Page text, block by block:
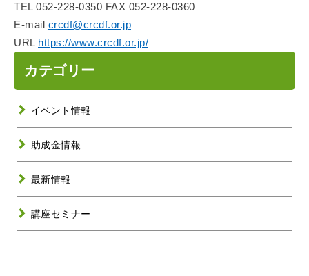
TEL 052-228-0350 FAX 052-228-0360
E-mail crcdf@crcdf.or.jp
URL https://www.crcdf.or.jp/
カテゴリー
イベント情報
助成金情報
最新情報
講座セミナー